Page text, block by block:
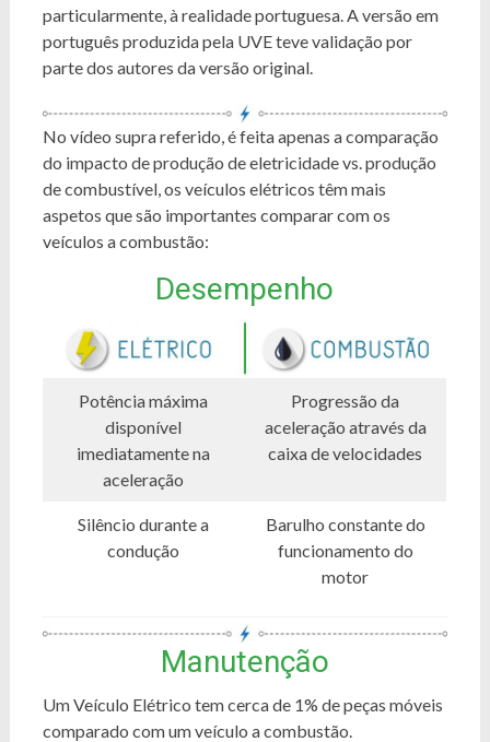
particularmente, à realidade portuguesa. A versão em
português produzida pela UVE teve validação por
parte dos autores da versão original.
No vídeo supra referido, é feita apenas a comparação
do impacto de produção de eletricidade vs. produção
de combustível, os veículos elétricos têm mais
aspetos que são importantes comparar com os
veículos a combustão:
Desempenho
Potência máxima
disponível
imediatamente na
aceleração
Progressão da
aceleração através da
caixa de velocidades
Silêncio durante a
condução
Barulho constante do
funcionamento do
motor
Manutenção
Um Veículo Elétrico tem cerca de 1% de peças móveis
comparado com um veículo a combustão.